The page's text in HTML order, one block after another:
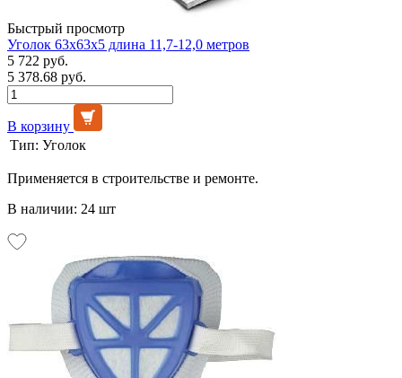
Быстрый просмотр
Уголок 63х63х5 длина 11,7-12,0 метров
5 722 руб.
5 378.68 руб.
В корзину
Тип: Уголок
Применяется в строительстве и ремонте.
В наличии: 24 шт